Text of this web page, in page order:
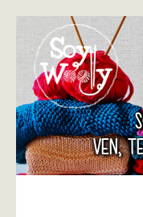
VEN,